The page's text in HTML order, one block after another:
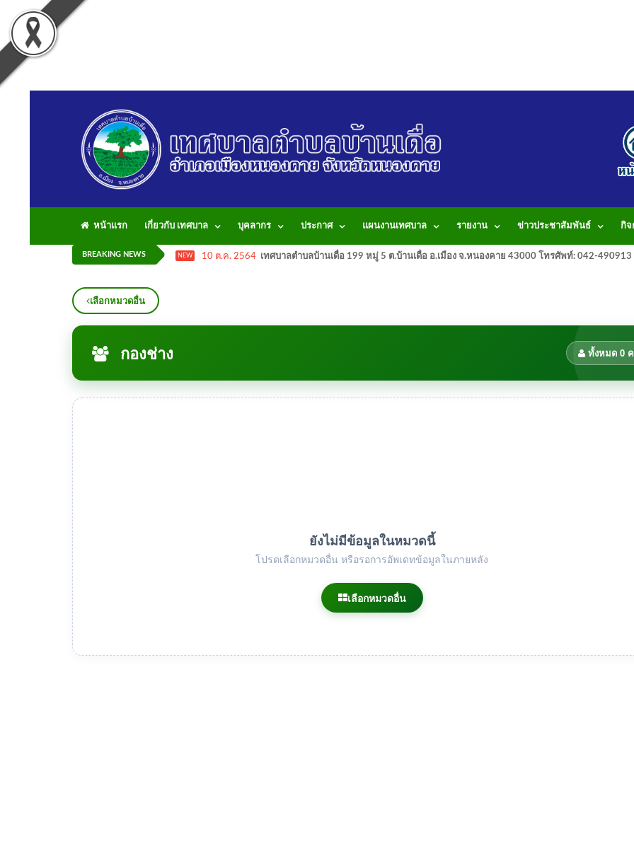
หน้าแรก เกี่ยวกับ เทศบาล บุคลากร ประกาศ แผนงานเทศบาล รายงาน ข่าวประชาสัมพันธ์ กิจ
BREAKING NEWS NEW 10 ต.ค. 2564 เทศบาลตำบลบ้านเดื่อ 199 หมู่ 5 ต.บ้านเดื่อ อ.เมือง จ.หนองคาย 43000 โทรศัพท์: 042-490913
เลือกหมวดอื่น
กองช่าง ทั้งหมด 0
ยังไม่มีข้อมูลในหมวดนี้
โปรดเลือกหมวดอื่น หรือรอการอัพเดทข้อมูลในภายหลัง
เลือกหมวดอื่น